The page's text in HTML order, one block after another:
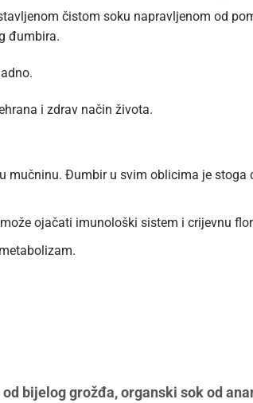
čistom soku napravljenom od
đumbira.
i zdrav način života.
mučninu. Đumbir u svim oblicima je
ojačati imunološki sistem i crijevnu
bijelog grožđa, organski sok od